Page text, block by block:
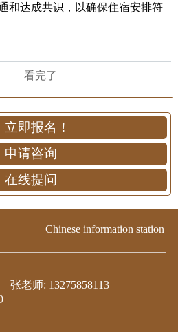
和达成共识，以确保住宿安排符
看完了
立即报名！
申请咨询
在线提问
Chinese information station
张老师: 13275858113